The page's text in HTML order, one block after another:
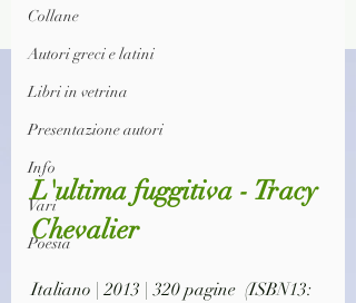
Collane
Autori greci e latini
Libri in vetrina
Presentazione autori
Info
Vari
Poesia
L'ultima fuggitiva - Tracy
Chevalier
Italiano | 2013 | 320 pagine  (ISBN13: